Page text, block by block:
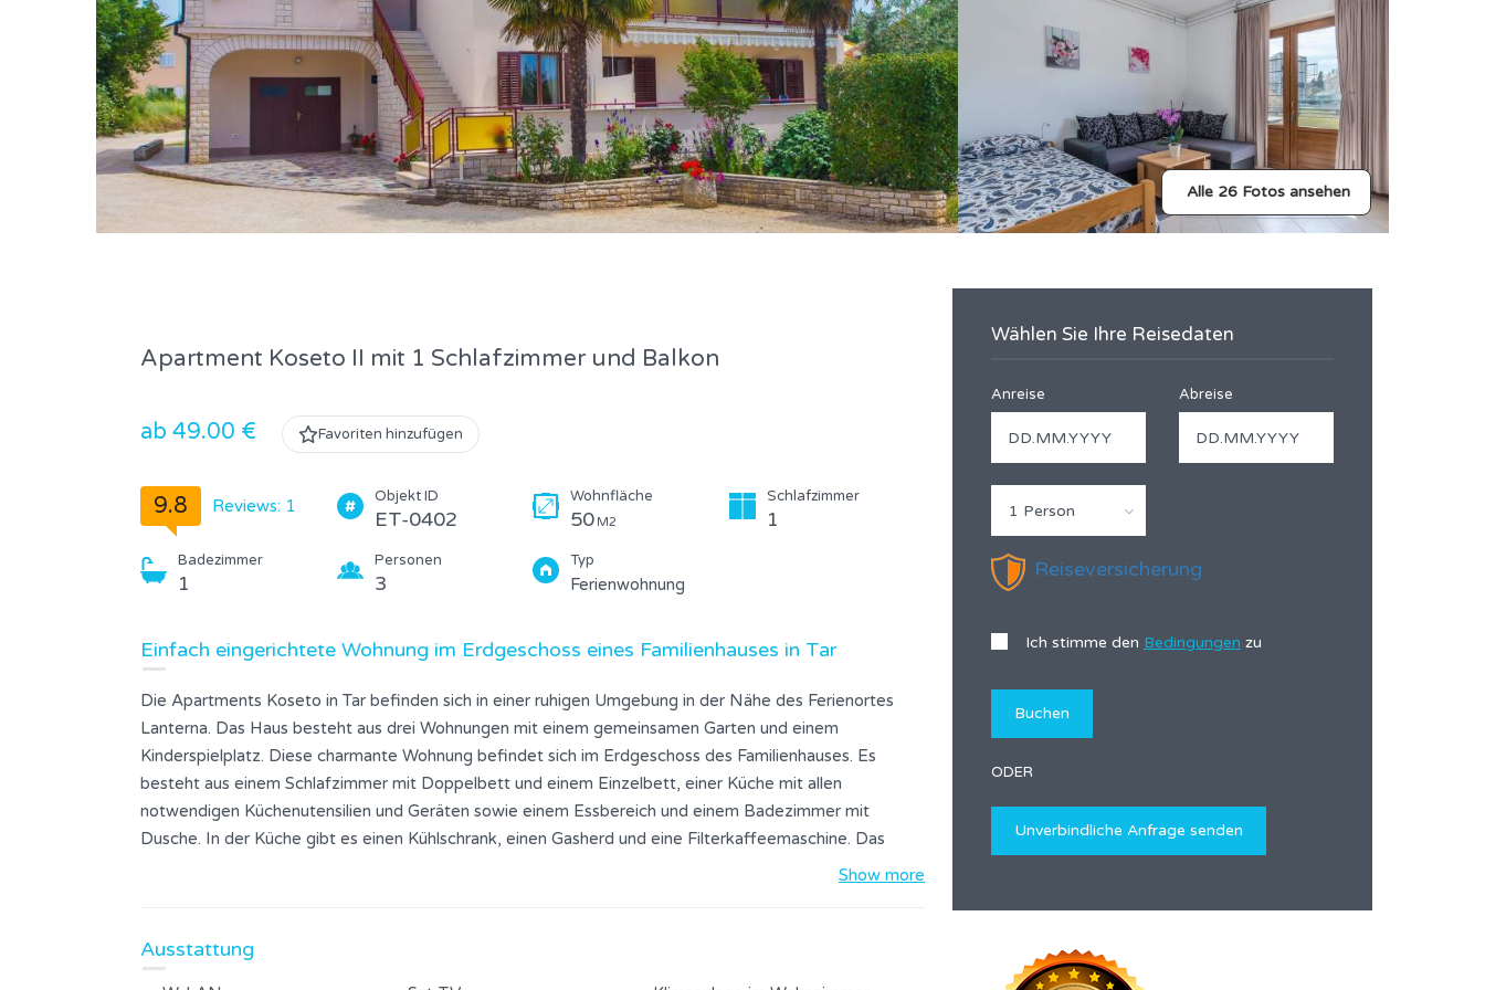
Alle 26 Fotos ansehen
Apartment Koseto II mit 1 Schlafzimmer und Balkon
ab 49.00 € Favoriten hinzufügen
9.8 Reviews: 1 Objekt ID
ET-0402
Wohnfläche
50 M2
Schlafzimmer
1
Badezimmer
1
Personen
3
Typ
Ferienwohnung
Einfach eingerichtete Wohnung im Erdgeschoss eines Familienhauses in Tar
Die Apartments Koseto in Tar befinden sich in einer ruhigen Umgebung in der Nähe des Ferienortes
Lanterna. Das Haus besteht aus drei Wohnungen mit einem gemeinsamen Garten und einem
Kinderspielplatz. Diese charmante Wohnung befindet sich im Erdgeschoss des Familienhauses. Es
besteht aus einem Schlafzimmer mit Doppelbett und einem Einzelbett, einer Küche mit allen
notwendigen Küchenutensilien und Geräten sowie einem Essbereich und einem Badezimmer mit
Dusche. In der Küche gibt es einen Kühlschrank, einen Gasherd und eine Filterkaffeemaschine. Das
Apartment verfügt über Sat-TV, kostenfreies WLAN, Bettwäsche und Handtücher - alles im Mietpreis
Parkplatz für die Gäste.
Show more
Ausstattung
Wählen Sie Ihre Reisedaten
Anreise Abreise
1 Person
Reiseversicherung
Ich stimme den Bedingungen zu
ODER